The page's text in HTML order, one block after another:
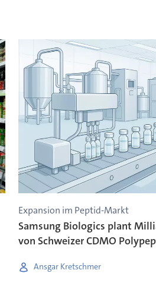
Expansion im Peptid-Markt
Samsung Biologics plant
von Schweizer CDMO
Ansgar Kretschmer